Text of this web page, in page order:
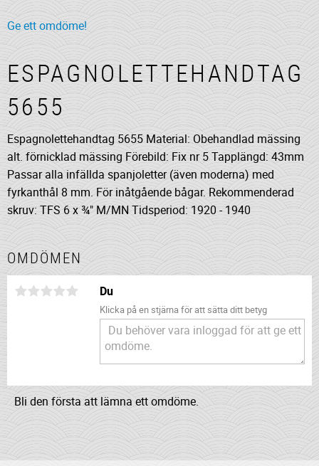
Ge ett omdöme!
ESPAGNOLETTEHANDTAG
5655
Espagnolettehandtag 5655 Material: Obehandlad mässing
alt. förnicklad mässing Förebild: Fix nr 5 Tapplängd: 43mm
Passar alla infällda spanjoletter (även moderna) med
fyrkanthål 8 mm. För inåtgående bågar. Rekommenderad
skruv: TFS 6 x ¾" M/MN Tidsperiod: 1920 - 1940
OMDÖMEN
Du
Klicka på en stjärna för att sätta ditt betyg
Bli den första att lämna ett omdöme.